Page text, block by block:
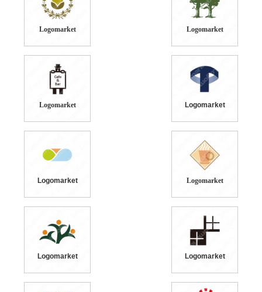
Logomarket Logomarket
Logomarket Logomarket
Logomarket Logomarket
Logomarket Logomarket